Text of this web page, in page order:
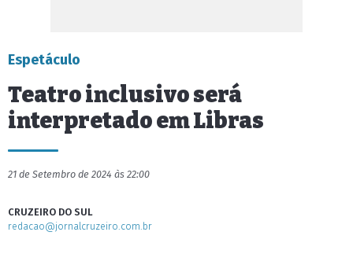
Espetáculo
Teatro inclusivo será
interpretado em Libras
21 de Setembro de 2024 às 22:00
CRUZEIRO DO SUL
redacao@jornalcruzeiro.com.br